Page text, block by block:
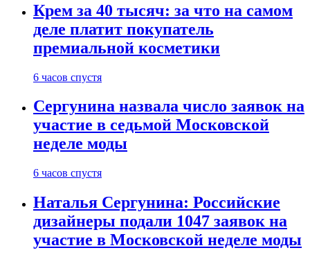
Крем за 40 тысяч: за что на самом
деле платит покупатель
премиальной косметики
6 часов спустя
Сергунина назвала число заявок на
участие в седьмой Московской
неделе моды
6 часов спустя
Наталья Сергунина: Российские
дизайнеры подали 1047 заявок на
участие в Московской неделе моды